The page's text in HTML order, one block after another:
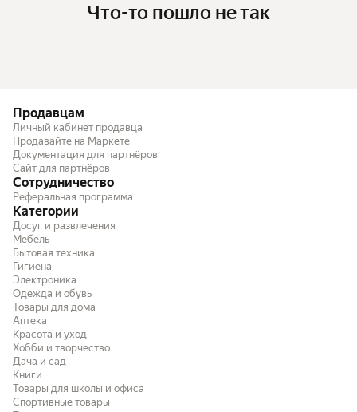
Что-то пошло не так
Продавцам
Личный кабинет продавца
Продавайте на Маркете
Документация для партнёров
Сайт для партнёров
Сотрудничество
Реферальная программа
Категории
Досуг и развлечения
Мебель
Бытовая техника
Гигиена
Электроника
Одежда и обувь
Товары для дома
Аптека
Красота и уход
Хобби и творчество
Дача и сад
Книги
Товары для школы и офиса
Спортивные товары